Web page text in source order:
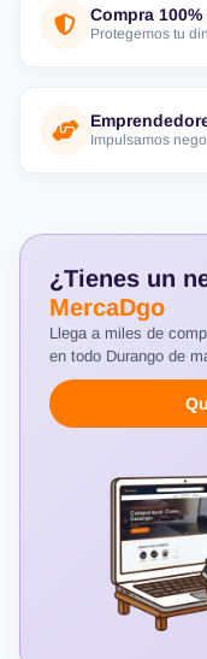
Compra
Protegemos tu
Impulsamos
¿Tienes un
MercaDgo
Llega a miles de
en todo Durango de